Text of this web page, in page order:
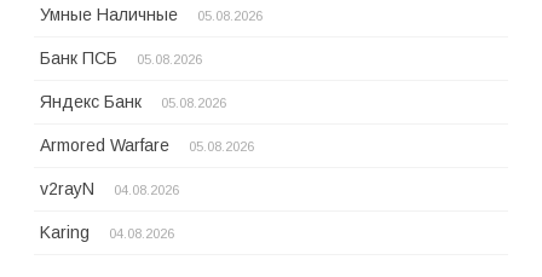
Умные Наличные 05.08.2026
Банк ПСБ 05.08.2026
Яндекс Банк 05.08.2026
Armored Warfare 05.08.2026
v2rayN 04.08.2026
Karing 04.08.2026